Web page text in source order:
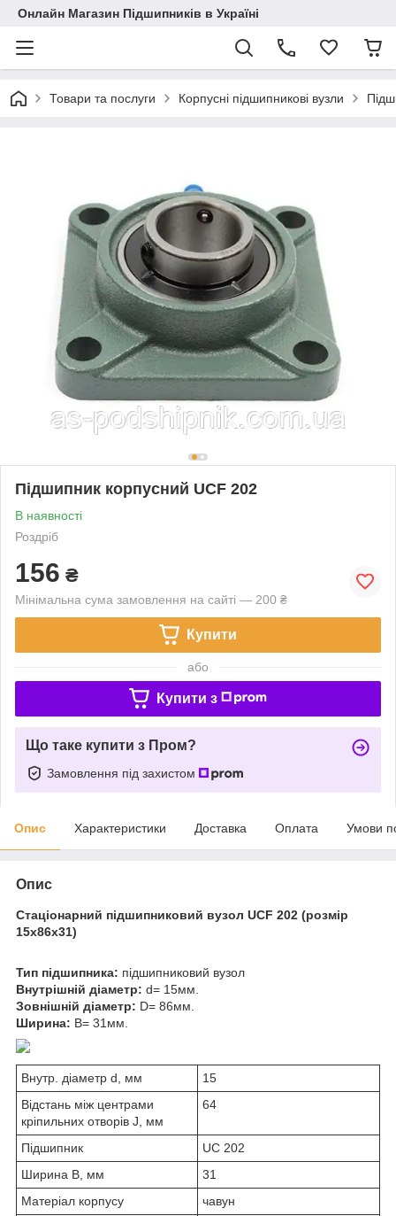
Онлайн Магазин Підшипників в Україні
Товари та послуги Корпусні підшипникові вузли
Підшипник корпусний UCF 202
В наявності
Роздріб
156 ₴
Мінімальна сума замовлення на сайті — 200 ₴
Купити
або
Купити з
Що таке купити з Пром?
Замовлення під захистом
Опис Характеристики Доставка Оплата Умови
Опис
Стаціонарний підшипниковий вузол UCF 202 (розмір
15x86x31)
Тип підшипника: підшипниковий вузол
Внутрішній діаметр: d= 15мм.
Зовнішній діаметр: D= 86мм.
Ширина: B= 31мм.
Внутр. діаметр d, мм
15
Відстань між центрами
кріпильних отворів J, мм
64
Підшипник
UC 202
Ширина B, мм
31
Матеріал корпусу
чавун